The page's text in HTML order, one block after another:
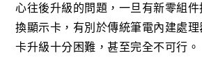
心往後升級的問題，一旦有新零組
換顯示卡，有別於傳統筆電內建處
卡升級十分困難，甚至完全不可行。